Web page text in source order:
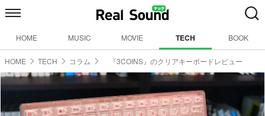
HOME MUSIC MOVIE TECH BOOK
HOME TECH コラム 『3COINS』のクリアキーボードレビュー